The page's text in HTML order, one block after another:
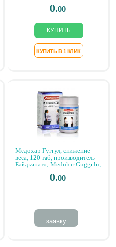
0.00
Медохар Гуггул, снижение
веса, 120 таб, производитель
Байдьянатх; Medohar Guggulu,
0.00
заявку